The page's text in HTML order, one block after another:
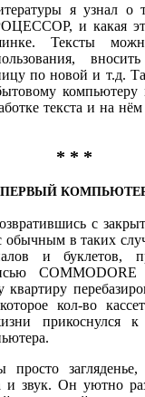
я узнал о
и какая это
Тексты
по новой и т.д.
компьютеру
текста и на
* * *
ПЕРВЫЙ
с
обычным в таких
и буклетов,
квартиру
кол-во
прикоснулся к
просто
и звук. Он уютно